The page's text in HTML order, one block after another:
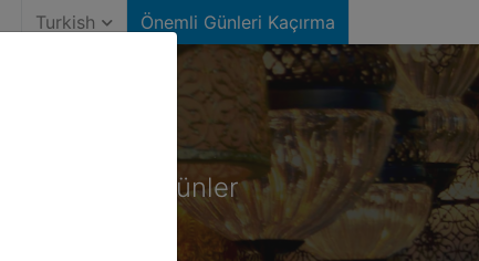
Turkish Önemli Günleri Kaçırma
önemli günler